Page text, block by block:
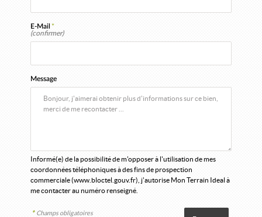
E-Mail *
(confirmer)
Message
Informé(e) de la possibilité de m'opposer à l'utilisation de mes
coordonnées téléphoniques à des fins de prospection
commerciale (www.bloctel.gouv.fr), j'autorise Mon Terrain Ideal à
me contacter au numéro renseigné.
* Champs obligatoires